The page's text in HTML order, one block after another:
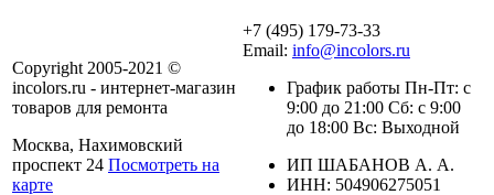
Copyright 2005-2021 ©
incolors.ru - интернет-магазин
товаров для ремонта
Москва, Нахимовский
проспект 24 Посмотреть на
карте
+7 (495) 179-73-33
Email: info@incolors.ru
График работы Пн-Пт: с
9:00 до 21:00 Сб: с 9:00
до 18:00 Вс: Выходной
ИП ШАБАНОВ А. А.
ИНН: 504906275051